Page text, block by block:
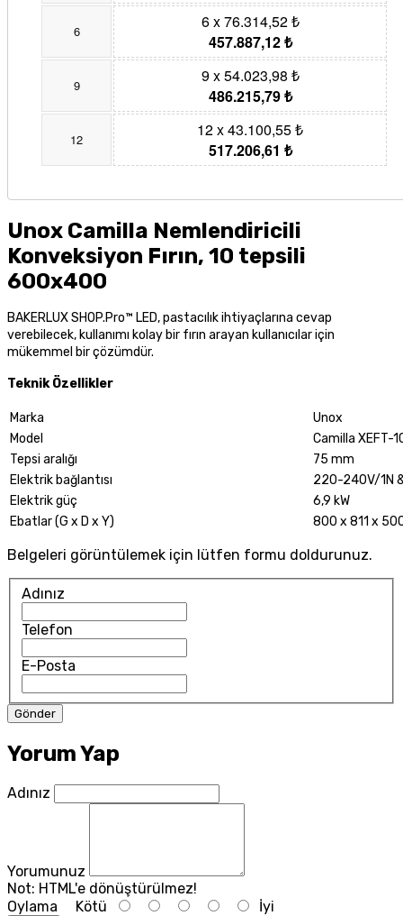
6
6 x 76.314,52 ₺
457.887,12 ₺
9
9 x 54.023,98 ₺
486.215,79 ₺
12
12 x 43.100,55 ₺
517.206,61 ₺
Unox Camilla Nemlendiricili
Konveksiyon Fırın, 10 tepsili
600x400
BAKERLUX SHOP.Pro™ LED, pastacılık ihtiyaçlarına cevap
verebilecek, kullanımı kolay bir fırın arayan kullanıcılar için
mükemmel bir çözümdür.
Teknik Özellikler
Marka
Unox
Model
Camilla XEFT-
Tepsi aralığı
75 mm
Elektrik bağlantısı
220-240V/1N
Elektrik güç
6,9 kW
Ebatlar (G x D x Y)
800 x 811 x
Belgeleri görüntülemek için lütfen formu doldurunuz.
Adınız
Telefon
E-Posta
Yorum Yap
Adınız
Yorumunuz
Not: HTML'e dönüştürülmez!
Oylama Kötü İyi